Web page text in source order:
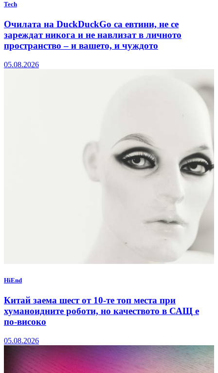
Tech
Очилата на DuckDuckGo са евтини, не се
зареждат никога и не навлизат в личното
пространство – и вашето, и чуждото
05.08.2026
HiEnd
Китай заема шест от 10-те топ места при
хуманоидните роботи, но качеството в САЩ е
по-високо
05.08.2026